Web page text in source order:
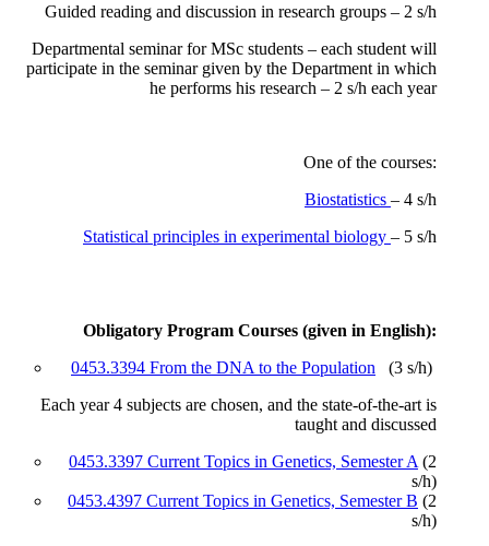
Guided reading and discussion in research groups – 2 s/h
Departmental seminar for MSc students – each student will
participate in the seminar given by the Department in which
he performs his research – 2 s/h each year
One of the courses:
Biostatistics – 4 s/h
Statistical principles in experimental biology – 5 s/h
Obligatory Program Courses (given in English):
0453.3394 From the DNA to the Population (3 s/h)
Each year 4 subjects are chosen, and the state-of-the-art is
taught and discussed
0453.3397 Current Topics in Genetics, Semester A (2
s/h)
0453.4397 Current Topics in Genetics, Semester B (2
s/h)